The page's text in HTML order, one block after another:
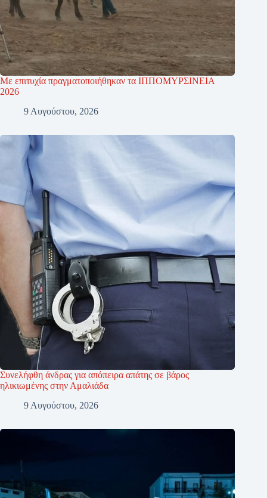
Με επιτυχία πραγματοποιήθηκαν τα ΙΠΠΟΜΥΡΣΙΝΕΙΑ
2026
9 Αυγούστου, 2026
Συνελήφθη άνδρας για απόπειρα απάτης σε βάρος
ηλικιωμένης στην Αμαλιάδα
9 Αυγούστου, 2026